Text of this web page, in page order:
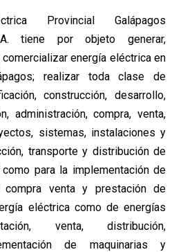
Provincial Galápagos
tiene por objeto generar,
energía eléctrica en
realizar toda clase de
construcción, desarrollo,
administración, compra, venta,
sistemas, instalaciones y
transporte y distribución de
para la implementación de
compra venta y prestación de
eléctrica como de energías
venta, distribución,
de maquinarias y